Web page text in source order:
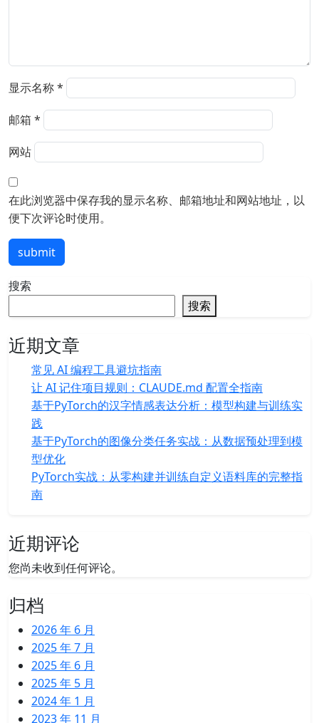
显示名称*
邮箱 *
网站
在此浏览器中保存我的显示名称、邮箱地址和网站地址，以
便下次评论时使用。
submit
搜索
搜索
近期文章
常见 AI 编程工具避坑指南
让 AI 记住项目规则：CLAUDE.md 配置全指南
基于PyTorch的汉字情感表达分析：模型构建与训练实
践
基于PyTorch的图像分类任务实战：从数据预处理到模
型优化
PyTorch实战：从零构建并训练自定义语料库的完整指
南
近期评论
您尚未收到任何评论。
归档
2026 年 6 月
2025 年 7 月
2025 年 6 月
2025 年 5 月
2024 年 1 月
2023 年 11 月